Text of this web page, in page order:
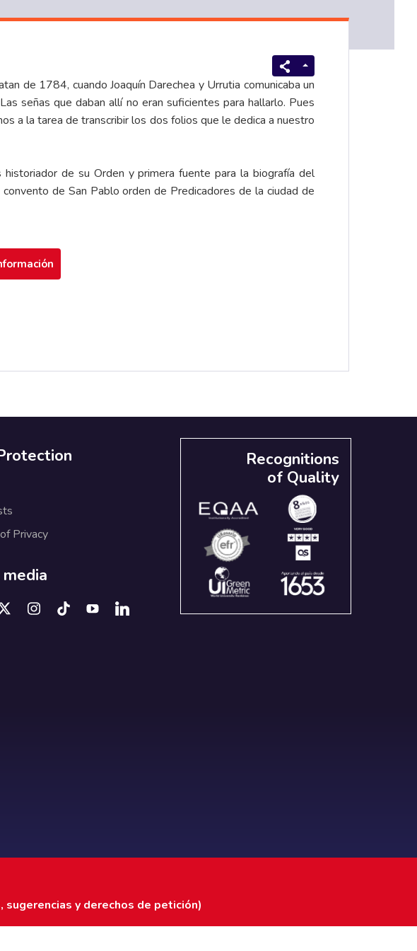
de 1784, cuando Joaquín Darechea y Urrutia comunicaba un
señas que daban allí no eran suficientes para hallarlo. Pues
a la tarea de transcribir los dos folios que le dedica a nuestro
de su Orden y primera fuente para la biografía del
de San Pablo orden de Predicadores de la ciudad de
Privacy
Recognitions
of Quality
y derechos de petición)